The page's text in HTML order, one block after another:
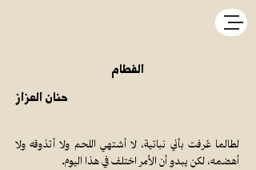
الفطام
لطالما عُرفت بأني نباتية، لا أشتهي اللحم ولا أتذوقه ولا
أهضمه، لكن يبدو أن الأمر اختلف في هذا اليوم.
حنان العزاز